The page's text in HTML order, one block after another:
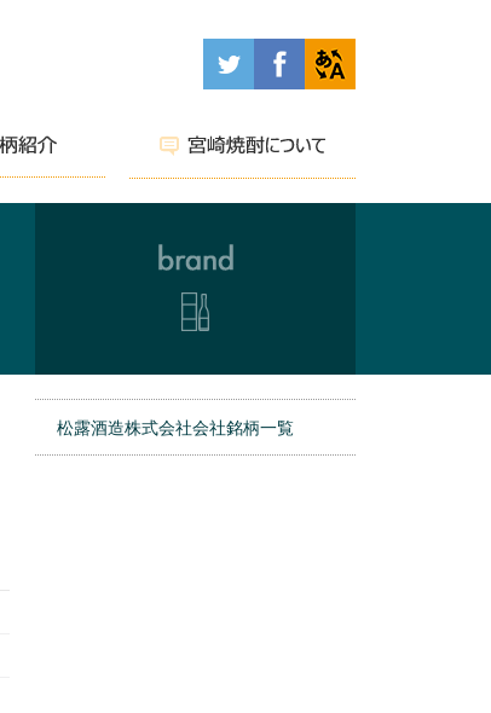
松露酒造株式会社会社銘柄一覧